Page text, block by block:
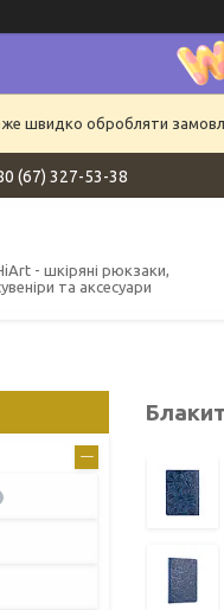
швидко обробляти
(67) 327-53-38
- шкіряні рюкзаки,
та аксесуари